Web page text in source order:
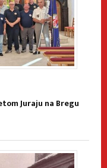
Juraju na Bregu